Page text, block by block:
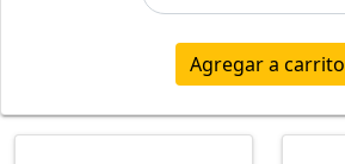
Agregar a carrito